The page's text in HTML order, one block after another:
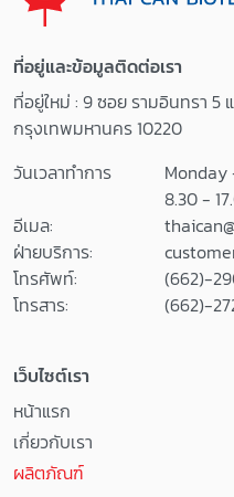
ที่อยู่และข้อมูลติดต่อเรา
ที่อยู่ใหม่ : 9 ซอย รามอินทรา 5
กรุงเทพมหานคร 10220
วันเวลาทำการ
8.30 -
อีเมล:
ฝ่ายบริการ:
โทรศัพท์:
(662)-
โทรสาร:
(662)-
เว็บไซต์เรา
หน้าแรก
เกี่ยวกับเรา
ผลิตภัณฑ์